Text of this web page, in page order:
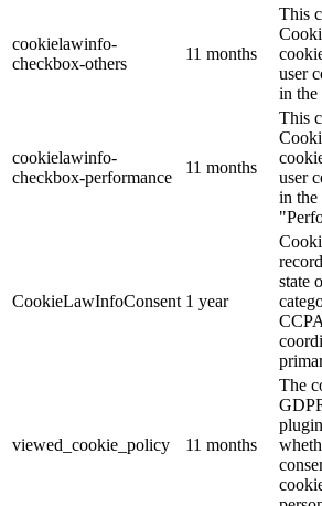
cookielawinfo-
checkbox-others
11 months
This
user
in the
cookielawinfo-
checkbox-performance
11 months
This
user
in the
CookieLawInfoConsent 1 year
state
viewed_cookie_policy 11 months
The